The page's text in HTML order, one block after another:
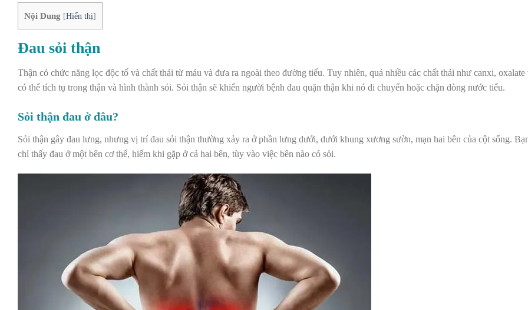
Nội Dung [Hiển thị]
Đau sỏi thận
Thận có chức năng lọc độc tố và chất thải từ máu và đưa ra ngoài theo đường tiểu. Tuy nhiên, quá nhiều các chất thải như canxi, oxalate
có thể tích tụ trong thận và hình thành sỏi. Sỏi thận sẽ khiến người bệnh đau quặn thận khi nó di chuyển hoặc chặn dòng nước tiểu.
Sỏi thận đau ở đâu?
Sỏi thận gây đau lưng, nhưng vị trí đau sỏi thận thường xảy ra ở phần lưng dưới, dưới khung xương sườn, mạn hai bên của cột sống.
chỉ thấy đau ở một bên cơ thể, hiếm khi gặp ở cả hai bên, tùy vào việc bên nào có sỏi.